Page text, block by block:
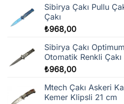
Sibirya Çakı Pullu
Çakı
₺968,00
Sibirya Çakı
Otomatik Renkli Çakı
₺968,00
Mtech Çakı Askeri
Kemer Klipsli 21 cm